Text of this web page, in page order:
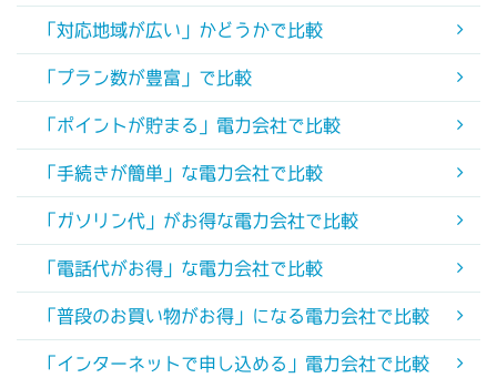
「対応地域が広い」かどうかで比較
「プラン数が豊富」で比較
「ポイントが貯まる」電力会社で比較
「手続きが簡単」な電力会社で比較
「ガソリン代」がお得な電力会社で比較
「電話代がお得」な電力会社で比較
「普段のお買い物がお得」になる電力会社で比較
「インターネットで申し込める」電力会社で比較